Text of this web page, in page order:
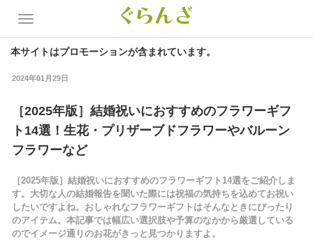
本サイトはプロモーションが含まれています。
2024年01月29日
［2025年版］結婚祝いにおすすめのフラワーギフ
ト14選！生花・プリザーブドフラワーやバルーン
フラワーなど
［2025年版］結婚祝いにおすすめのフラワーギフト14選をご紹介しま
す。大切な人の結婚報告を聞いた際には祝福の気持ちを込めてお祝い
したいですよね。おしゃれなフラワーギフトはそんなときにぴったり
のアイテム。本記事では幅広い選択肢や予算のなかから厳選している
のでイメージ通りのお花がきっと見つかりますよ。